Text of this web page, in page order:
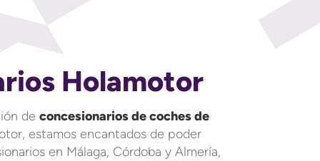
Holamotor
de concesionarios de coches de
estamos encantados de poder
en Málaga, Córdoba y Almería,